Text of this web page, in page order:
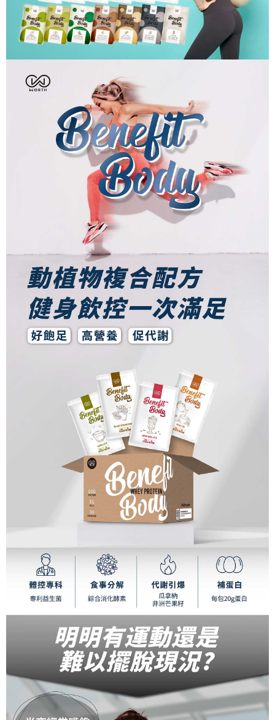
資料（包含姓名、電話或地址）提供予台灣大哥大進項蒐集、處理及利用，
由本公司與您本人進行分期帳單所需資料之確認、核對及更正。
3.完整用戶服務條款，請詳閱以下連結：https://oppay.tw/userRule
是否繳費成功／繳費後需取消欲退款等相關疑問，請聯繫「AFTEE先享後付
客戶支援中心」 https://netprotections.freshdesk.com/support/home
【注意事項】
１．透過由恩沛科技股份有限公司提供之「AFTEE先享後付」服務完成之交
權轉讓予恩沛科技股份有限公司。
２．關於個人資料處理事宜，請瀏覽以下網址：
https://aftee.tw/terms/#terms3
３．未成年的使用者請事先徵得法定代理人或監護人之同意方可使用
「AFTEE先享後付」，若未經同意申辦者引起之損失，本公司不負相關責
４．使用「AFTEE先享後付」時，將依據個別帳號之用戶狀況，依本公司即
時審查核予不同之上限額度；若仍有額度不足之情形，本公司將視審查結果
請求用戶進行身份認證。
５．嚴禁一人註冊多個帳號或使用他人資訊註冊。若發現惡意使用之情形，
恩沛科技股份有限公司將有權停止該用戶之使用額度並採取法律行動。
每筆NT$100，滿NT$599(含以上)免運費
國家/地區配送 查看運費